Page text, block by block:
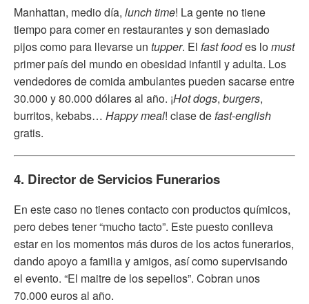
Manhattan, medio día, lunch time! La gente no tiene
tiempo para comer en restaurantes y son demasiado
pijos como para llevarse un tupper. El fast foodes lomust
primer país del mundo en obesidad infantil y adulta. Los
vendedores de comida ambulantes pueden sacarse entre
30.000 y 80.000 dólares al año. ¡Hot dogs, burgers,
burritos, kebabs… Happy meal! clase defast-english
gratis.
4. Director de Servicios Funerarios
En este caso no tienes contacto con productos químicos,
pero debes tener “mucho tacto”. Este puesto conlleva
estar en los momentos más duros de los actos funerarios,
dando apoyo a familia y amigos, así como supervisando
el evento. “El maitre de los sepelios”. Cobran unos
70.000 euros al año.